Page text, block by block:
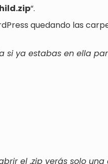
“.
quedando las
si ya estabas en ella
el .zip verás solo